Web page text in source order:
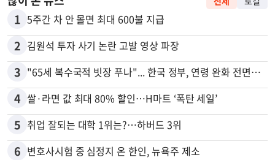
1 5주간 차 안 몰면 최대 600불 지급
2 김원석 투자 사기 논란 고발 영상 파장
3 "65세 복수국적 빗장 푸나"... 한국 정부, 연령 완화 전면 추진
4 쌀·라면 값 최대 80% 할인…H마트 ‘폭탄 세일’
5 취업 잘되는 대학 1위는?…하버드 3위
6 변호사시험 중 심정지 온 한인, 뉴욕주 제소